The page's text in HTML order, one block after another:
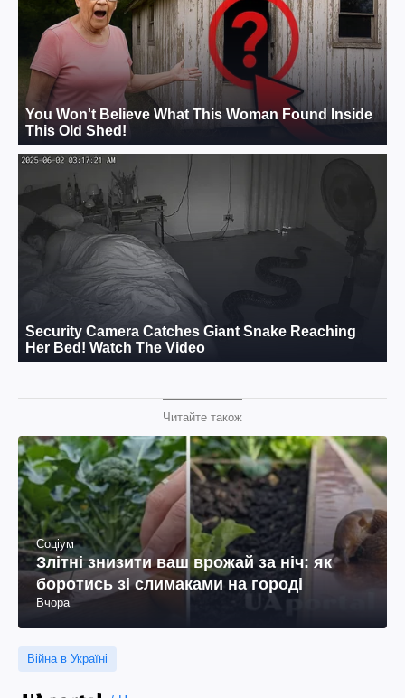
Читайте також
Соціум
Злітні знизити ваш врожай за ніч: як
боротись зі слимаками на городі
Вчора
Війна в Україні